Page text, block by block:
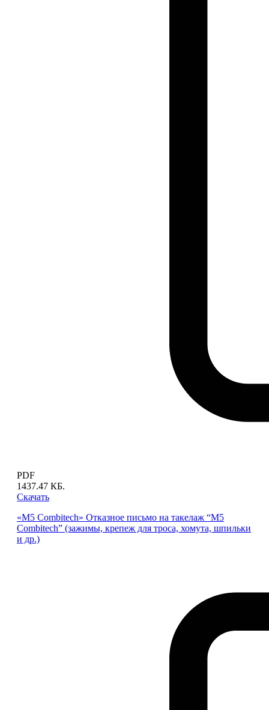
PDF
1437.47 КБ.
Скачать
«M5 Combitech» Отказное письмо на такелаж “M5
Combitech” (зажимы, крепеж для троса, хомута, шпильки
и др.)